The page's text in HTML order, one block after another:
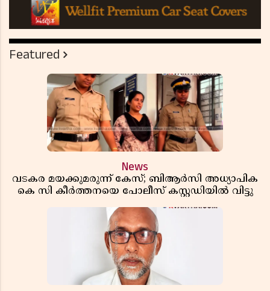
Featured
News
വടകര മയക്കുമരുന്ന് കേസ്; ബിആർസി അധ്യാപിക
കെ സി കീർത്തനയെ പോലീസ് കസ്റ്റഡിയിൽ വിട്ടു